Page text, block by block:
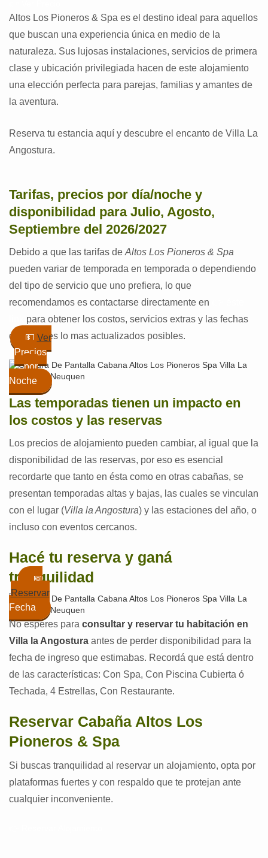
Altos Los Pioneros & Spa es el destino ideal para aquellos
que buscan una experiencia única en medio de la
naturaleza. Sus lujosas instalaciones, servicios de primera
clase y ubicación privilegiada hacen de este alojamiento
una elección perfecta para parejas, familias y amantes de
la aventura.
Reserva tu estancia aquí y descubre el encanto de Villa La
Angostura.
Tarifas, precios por día/noche y
disponibilidad para Julio, Agosto,
Septiembre del 2026/2027
Debido a que las tarifas de Altos Los Pioneros & Spa
pueden variar de temporada en temporada o dependiendo
del tipo de servicio que uno prefiera, lo que
recomendamos es contactarse directamente en
para obtener los costos, servicios extras y las fechas
disponibles lo mas actualizados posibles.
💵 Ver
Precios
por
Noche
Las temporadas tienen un impacto en
los costos y las reservas
Los precios de alojamiento pueden cambiar, al igual que la
disponibilidad de las reservas, por eso es esencial
recordarte que tanto en ésta como en otras cabañas, se
presentan temporadas altas y bajas, las cuales se vinculan
con el lugar (Villa la Angostura) y las estaciones del año, o
incluso con eventos cercanos.
Hacé tu reserva y ganá
tranquilidad
📅
Reservar
Fecha
No esperes para consultar y reservar tu habitación en
Villa la Angostura antes de perder disponibilidad para la
fecha de ingreso que estimabas. Recordá que está dentro
de las características: Con Spa, Con Piscina Cubierta ó
Techada, 4 Estrellas, Con Restaurante.
Reservar Cabaña Altos Los
Pioneros & Spa
Si buscas tranquilidad al reservar un alojamiento, opta por
plataformas fuertes y con respaldo que te protejan ante
cualquier inconveniente.